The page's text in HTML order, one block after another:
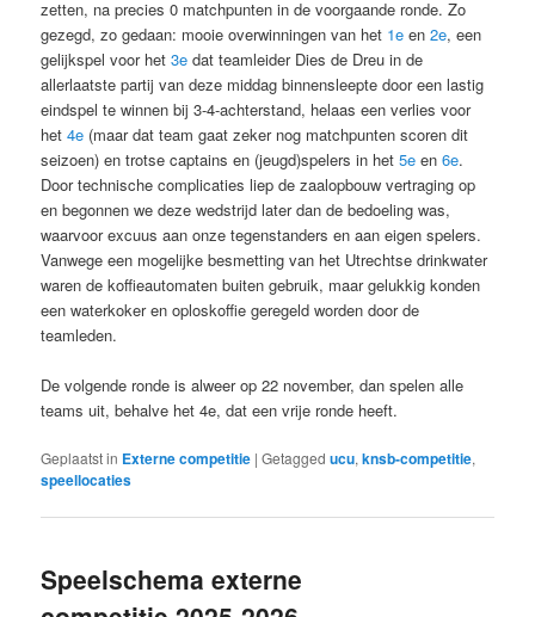
zetten, na precies 0 matchpunten in de voorgaande ronde. Zo
gezegd, zo gedaan: mooie overwinningen van het 1e en2e, een
gelijkspel voor het3e dat teamleider Dies de Dreu in de
allerlaatste partij van deze middag binnensleepte door een lastig
eindspel te winnen bij 3-4-achterstand, helaas een verlies voor
het4e (maar dat team gaat zeker nog matchpunten scoren dit
seizoen) en trotse captains en (jeugd)spelers in het5e en6e.
Door technische complicaties liep de zaalopbouw vertraging op
en begonnen we deze wedstrijd later dan de bedoeling was,
waarvoor excuus aan onze tegenstanders en aan eigen spelers.
Vanwege een mogelijke besmetting van het Utrechtse drinkwater
waren de koffieautomaten buiten gebruik, maar gelukkig konden
een waterkoker en oploskoffie geregeld worden door de
teamleden.
De volgende ronde is alweer op 22 november, dan spelen alle
teams uit, behalve het 4e, dat een vrije ronde heeft.
Geplaatst in Externe competitie |Getagged ucu,knsb-competitie,
speellocaties
Speelschema externe